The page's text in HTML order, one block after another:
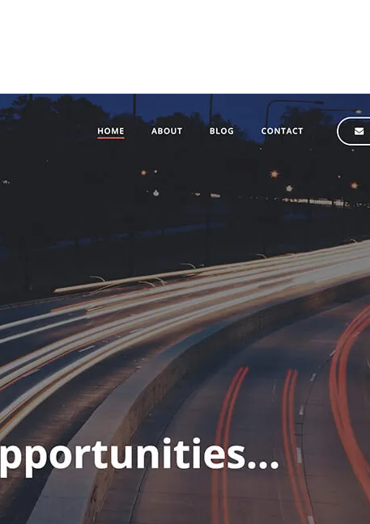
다운로드
버전
PHP 버전